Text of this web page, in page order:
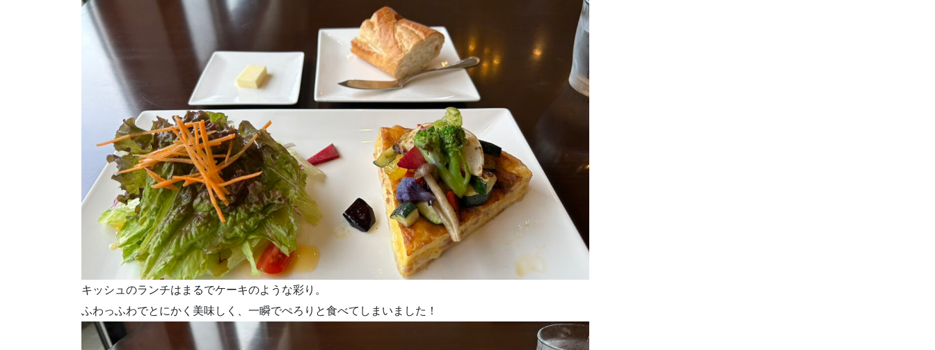
キッシュのランチはまるでケーキのような彩り。
ふわっふわでとにかく美味しく、一瞬でぺろりと食べてしまいました！